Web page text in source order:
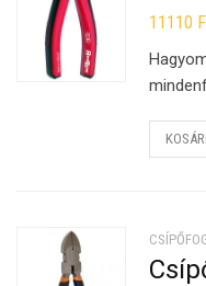
11110